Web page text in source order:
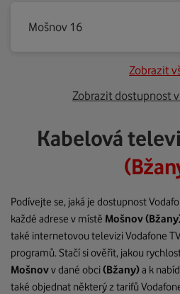
Mošnov 16
Zobrazit
Zobrazit dostupnost
Kabelová
Podívejte se, jaká je dostupnost
každé adrese v místě Mošnov
také internetovou televizi Vodafone
programů. Stačí si ověřit, jakou
Mošnovv dané obci(Bžany)a k
také objednat některý z tarifů